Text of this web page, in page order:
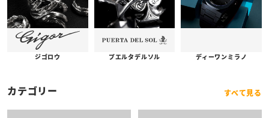
ジゴロウ プエルタデルソル ディーワンミラノ
カテゴリー すべて見る